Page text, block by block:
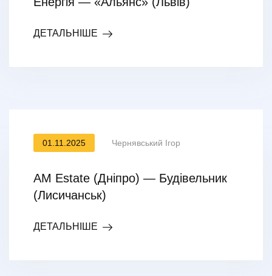
ДЕТАЛЬНІШЕ
01.11.2025 Чернявський Ігор
AM Estate (Дніпро) — Будівельник
(Лисичанськ)
ДЕТАЛЬНІШЕ